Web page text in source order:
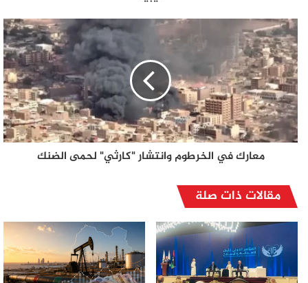
معارك في الخرطوم وانتشار "كارثي" لحمى الضنك
مقالات ذات صلة